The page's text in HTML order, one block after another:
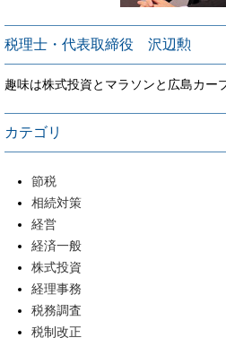
税理士・代表取締役 沢辺勲
趣味は株式投資とマラソンと広島カー
カテゴリ
節税
相続対策
経営
経済一般
株式投資
経理事務
税務調査
税制改正